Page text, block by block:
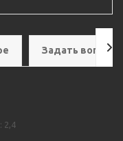
Задать вопрос
2,4